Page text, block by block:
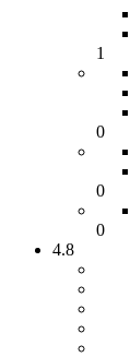
1
0
0
0
4.8